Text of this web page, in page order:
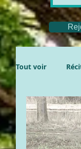
Tout voir
Aventures